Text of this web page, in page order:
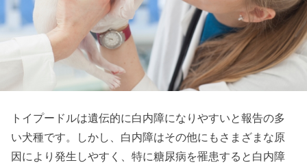
トイプードルは遺伝的に白内障になりやすいと報告の多
い犬種です。しかし、白内障はその他にもさまざまな原
因により発生しやすく、特に糖尿病を罹患すると白内障